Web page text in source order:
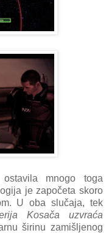
mnogo toga
je započeta skoro
U oba slučaja, tek
Kosača uzvraća
širinu zamišljenog